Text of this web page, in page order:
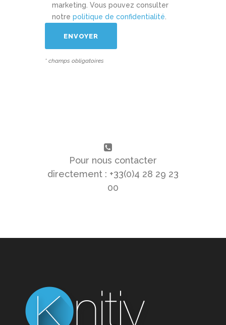
marketing. Vous pouvez consulter
notre politique de confidentialité
* champs obligatoires
Pour nous contacter
directement : +33(0)4 28 29 23
00